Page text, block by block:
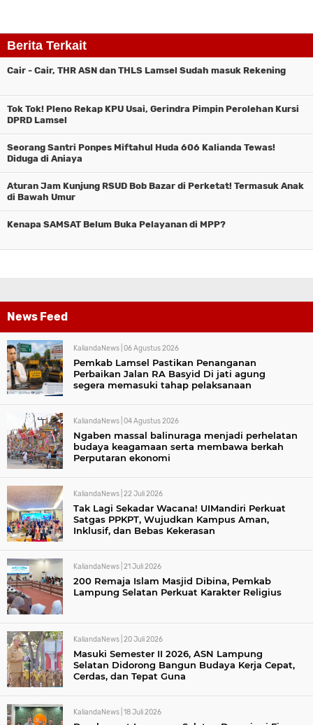
Berita Terkait
Cair - Cair, THR ASN dan THLS Lamsel Sudah masuk Rekening
Tok Tok! Pleno Rekap KPU Usai, Gerindra Pimpin Perolehan Kursi
DPRD Lamsel
Seorang Santri Ponpes Miftahul Huda 606 Kalianda Tewas!
Diduga di Aniaya
Aturan Jam Kunjung RSUD Bob Bazar di Perketat! Termasuk Anak
di Bawah Umur
Kenapa SAMSAT Belum Buka Pelayanan di MPP?
News Feed
KaliandaNews | 06 Agustus 2026
Pemkab Lamsel Pastikan Penanganan
Perbaikan Jalan RA Basyid Di jati agung
segera memasuki tahap pelaksanaan
KaliandaNews | 04 Agustus 2026
Ngaben massal balinuraga menjadi perhelatan
budaya keagamaan serta membawa berkah
Perputaran ekonomi
KaliandaNews | 22 Juli 2026
Tak Lagi Sekadar Wacana! UIMandiri Perkuat
Satgas PPKPT, Wujudkan Kampus Aman,
Inklusif, dan Bebas Kekerasan
KaliandaNews | 21 Juli 2026
200 Remaja Islam Masjid Dibina, Pemkab
Lampung Selatan Perkuat Karakter Religius
KaliandaNews | 20 Juli 2026
Masuki Semester II 2026, ASN Lampung
Selatan Didorong Bangun Budaya Kerja Cepat,
Cerdas, dan Tepat Guna
KaliandaNews | 18 Juli 2026